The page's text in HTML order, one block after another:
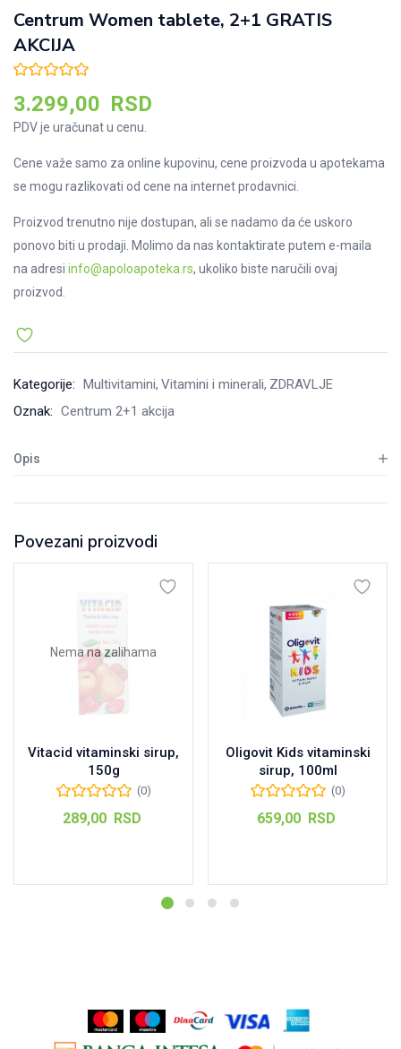
Centrum Women tablete, 2+1 GRATIS
AKCIJA
3.299,00 RSD
PDV je uračunat u cenu.
Cene važe samo za online kupovinu, cene proizvoda u apotekama
se mogu razlikovati od cene na internet prodavnici.
Proizvod trenutno nije dostupan, ali se nadamo da će uskoro
ponovo biti u prodaji. Molimo da nas kontaktirate putem e-maila
na adresi info@apoloapoteka.rs, ukoliko biste naručili ovaj
proizvod.
Kategorije: Multivitamini Vitamini i minerali ZDRAVLJE
Oznak: Centrum 2+1 akcija
Opis
Povezani proizvodi
Nema na zalihama
Vitacid vitaminski sirup,
150g
(0)
289,00 RSD
Oligovit Kids vitaminski
sirup, 100ml
(0)
659,00 RSD